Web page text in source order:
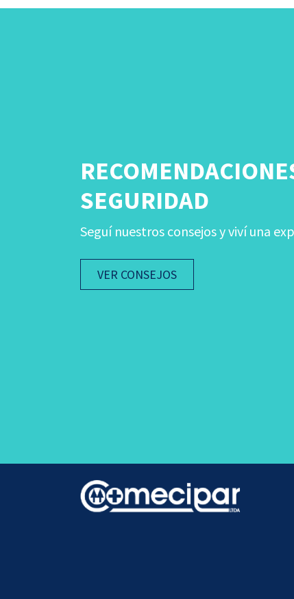
SEGURIDAD
Seguí nuestros consejos y viví una
VER CONSEJOS